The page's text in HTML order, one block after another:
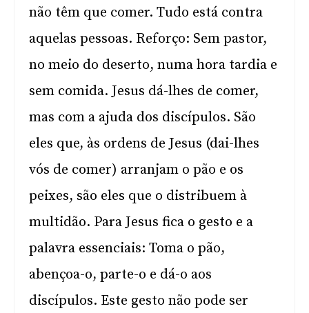
não têm que comer. Tudo está contra
aquelas pessoas. Reforço: Sem pastor,
no meio do deserto, numa hora tardia e
sem comida. Jesus dá-lhes de comer,
mas com a ajuda dos discípulos. São
eles que, às ordens de Jesus (dai-lhes
vós de comer) arranjam o pão e os
peixes, são eles que o distribuem à
multidão. Para Jesus fica o gesto e a
palavra essenciais: Toma o pão,
abençoa-o, parte-o e dá-o aos
discípulos. Este gesto não pode ser